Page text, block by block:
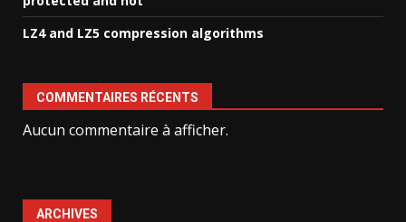
LZ4 and LZ5 compression algorithms
COMMENTAIRES RÉCENTS
Aucun commentaire à afficher.
ARCHIVES